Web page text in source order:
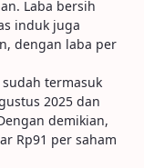
Laba bersih
induk juga
dengan laba per
termasuk
2025 dan
demikian,
Rp91 per saham